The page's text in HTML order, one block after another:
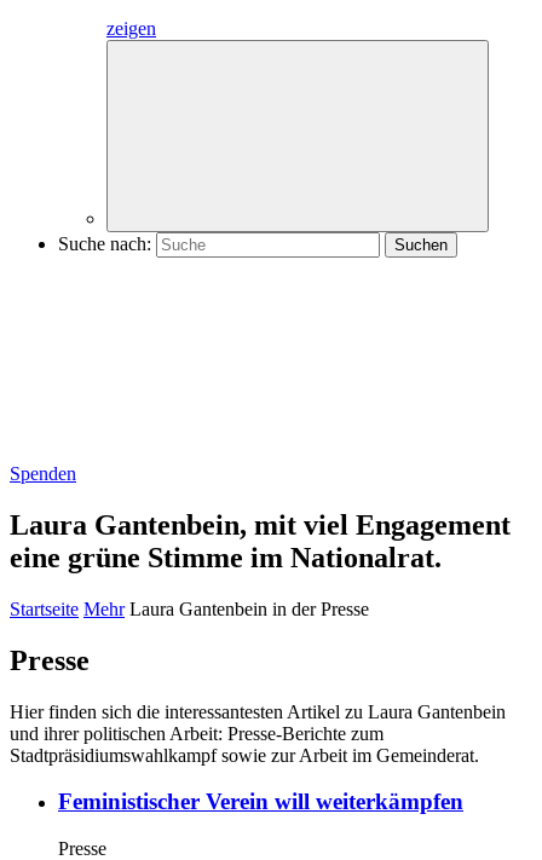
zeigen
Suche nach:
Spenden
Laura Gantenbein, mit viel Engagement
eine grüne Stimme im Nationalrat.
Startseite Mehr Laura Gantenbein in der Presse
Presse
Hier finden sich die interessantesten Artikel zu Laura Gantenbein
und ihrer politischen Arbeit: Presse-Berichte zum
Stadtpräsidiumswahlkampf sowie zur Arbeit im Gemeinderat.
Feministischer Verein will weiterkämpfen
Presse